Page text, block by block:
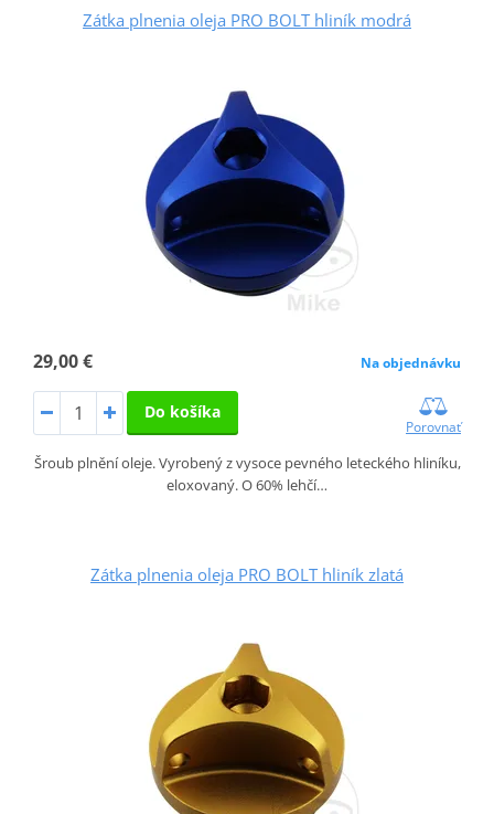
Zátka plnenia oleja PRO BOLT hliník modrá
29,00 € Na objednávku
Do košíka
Porovnať
Šroub plnění oleje. Vyrobený z vysoce pevného leteckého hliníku,
eloxovaný. O 60% lehčí…
Zátka plnenia oleja PRO BOLT hliník zlatá